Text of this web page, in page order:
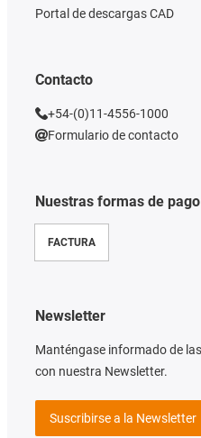
Nuestras formas de pago
FACTURA
Portal de descargas CAD
Contacto
+54-(0)11-4556-1000
Formulario de contacto
Newsletter
Manténgase informado de
con nuestra Newsletter.
Suscribirse a la Newsletter